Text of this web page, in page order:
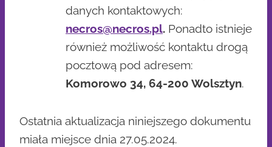
danych kontaktowych:
necros@necros.pl. Ponadto istnieje
również możliwość kontaktu drogą
pocztową pod adresem:
Komorowo 34, 64-200 Wolsztyn.
Ostatnia aktualizacja niniejszego dokumentu
miała miejsce dnia 27.05.2024.